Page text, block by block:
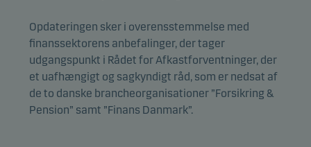
Opdateringen sker i overensstemmelse med
finanssektorens anbefalinger, der tager
udgangspunkt i Rådet for Afkastforventninger, der
et uafhængigt og sagkyndigt råd, som er nedsat af
de to danske brancheorganisationer ”Forsikring &
Pension” samt ”Finans Danmark”.